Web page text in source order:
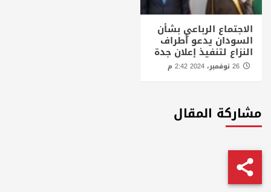
الاجتماع الرباعي بشأن
السودان يدعو أطراف
النزاع لتنفيذ إعلان جدة
مشاركة المقال